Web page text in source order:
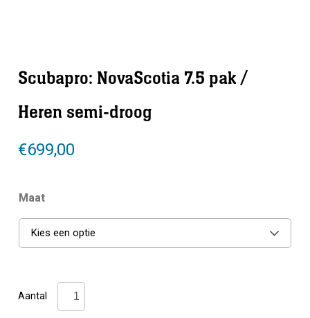
Scubapro: NovaScotia 7.5 pak /
Heren semi-droog
€699,00
Maat
Kies een optie
Aantal
Scubapro:
NovaScotia